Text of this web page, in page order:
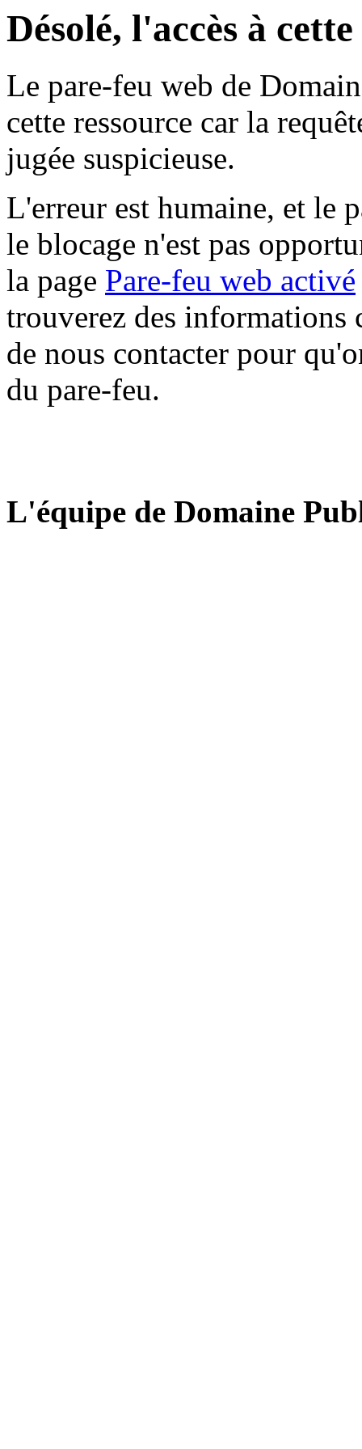
Désolé, l'accès à
Le pare-feu web de
cette ressource car la
jugée suspicieuse.
L'erreur est humaine, et le
le blocage n'est pas
la page Pare-feu web activé
trouverez des informations
de nous contacter pour
du pare-feu.
L'équipe de Domaine